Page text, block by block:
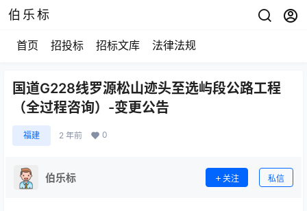
伯乐标
首页 招投标 招标文库 法律法规
国道G228线罗源松山迹头至选屿段公路工程
（全过程咨询）-变更公告
福建 2 年前 0
伯乐标 关注 私信